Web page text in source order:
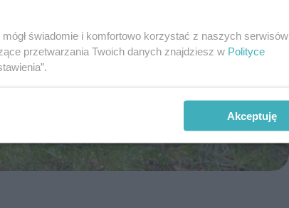
świadomie i komfortowo korzystać z naszych serwisów
przetwarzania Twoich danych znajdziesz w Polityce
Akceptuję